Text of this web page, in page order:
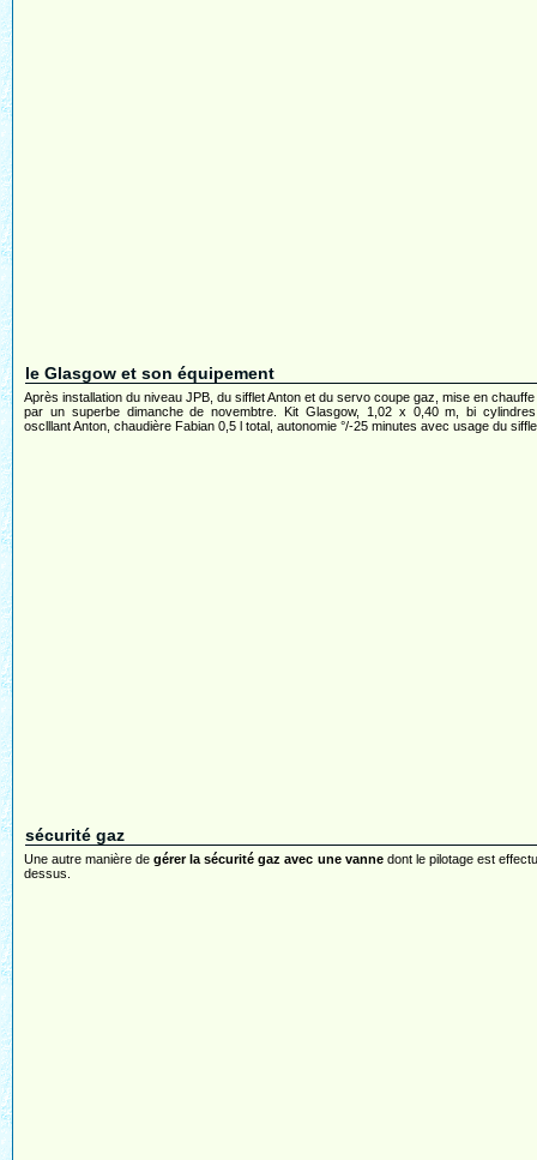
le Glasgow et son équipement
Après installation du niveau JPB, du sifflet Anton et du servo coupe gaz, mise en
par un superbe dimanche de novembtre. Kit Glasgow, 1,02 x 0,40 m, bi cylindres
osclllant Anton, chaudière Fabian 0,5 l total, autonomie °/-25 minutes avec usage du
sécurité gaz
Une autre manière degérer la sécurité gaz avec une vannedont le pilotage est
dessus.